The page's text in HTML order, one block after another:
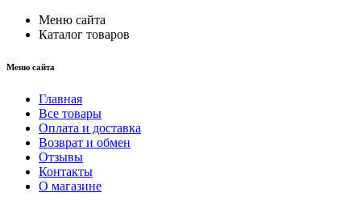
Меню сайта
Каталог товаров
Меню сайта
Главная
Все товары
Оплата и доставка
Возврат и обмен
Отзывы
Контакты
О магазине